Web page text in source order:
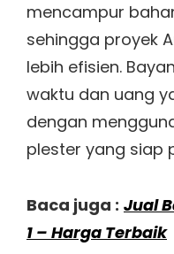
mencampur
sehingga proyek
lebih efisien.
waktu dan uang
dengan
plester yang siap
Baca juga : Jual
1 – Harga Terbaik